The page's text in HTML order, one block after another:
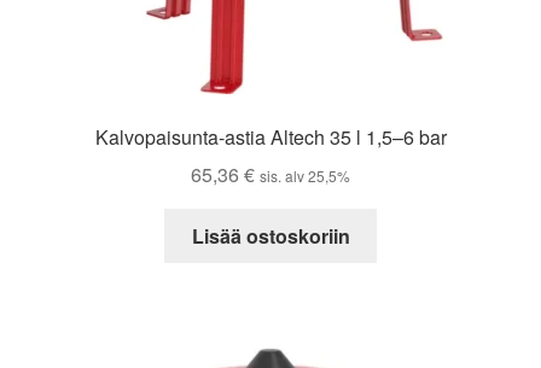
Kalvopaisunta-astia Altech 35 l 1,5–6 bar
65,36 € sis. alv 25,5%
Lisää ostoskoriin